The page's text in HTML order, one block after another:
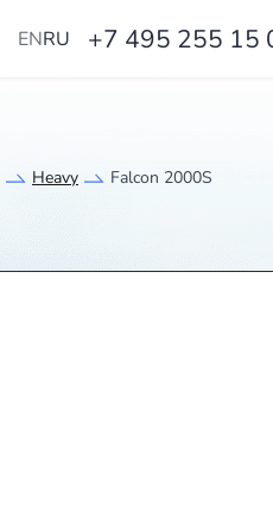
ENRU +7 495 255 15
Heavy Falcon 2000S